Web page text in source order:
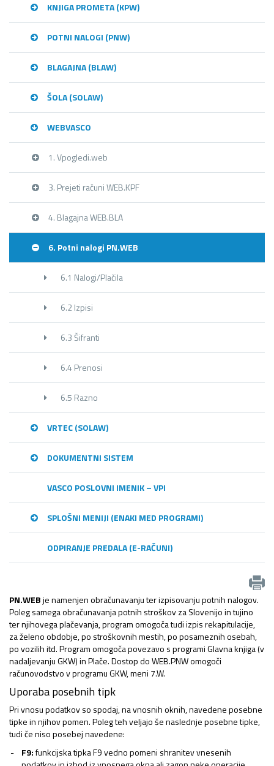
KNJIGA PROMETA (KPW)
POTNI NALOGI (PNW)
BLAGAJNA (BLAW)
ŠOLA (SOLAW)
WEBVASCO
1. Vpogledi.web
3. Prejeti računi WEB.KPF
4. Blagajna WEB.BLA
6. Potni nalogi PN.WEB
6.1 Nalogi/Plačila
6.2 Izpisi
6.3 Šifranti
6.4 Prenosi
6.5 Razno
VRTEC (SOLAW)
DOKUMENTNI SISTEM
VASCO POSLOVNI IMENIK – VPI
SPLOŠNI MENIJI (ENAKI MED PROGRAMI)
ODPIRANJE PREDALA (E-RAČUNI)
PN.WEBje namenjen obračunavanju ter izpisovanju potnih nalogov.
Poleg samega obračunavanja potnih stroškov za Slovenijo in tujino
ter njihovega plačevanja, program omogoča tudi izpis rekapitulacije,
za želeno obdobje, po stroškovnih mestih, po posameznih osebah,
po vozilih itd. Program omogoča povezavo s programi Glavna knjiga (v
nadaljevanju GKW) in Plače. Dostop do WEB.PNW omogoči
računovodstvo v programu GKW, meni 7.W.
Uporaba posebnih tipk
Pri vnosu podatkov so spodaj, na vnosnih oknih, navedene posebne
tipke in njihov pomen. Poleg teh veljajo še naslednje posebne tipke,
tudi če niso posebej navedene:
F9:funkcijska tipka F9 vedno pomeni shranitev vnesenih